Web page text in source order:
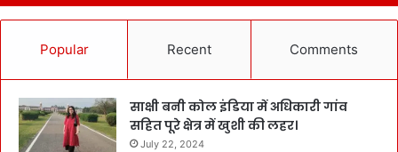
Popular Recent Comments
साक्षी बनी कोल इंडिया में अधिकारी गांव
सहित पूरे क्षेत्र में खुशी की लहर।
July 22, 2024